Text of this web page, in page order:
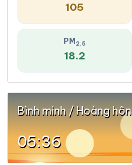
105
PM 2.5
18.2
Bình minh / Hoàng hôn
05:36